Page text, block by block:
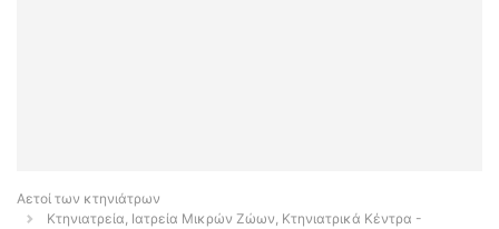
Αετοί των κτηνιάτρων
Κτηνιατρεία, Ιατρεία Μικρών Ζώων, Κτηνιατρικά Κέντρα -